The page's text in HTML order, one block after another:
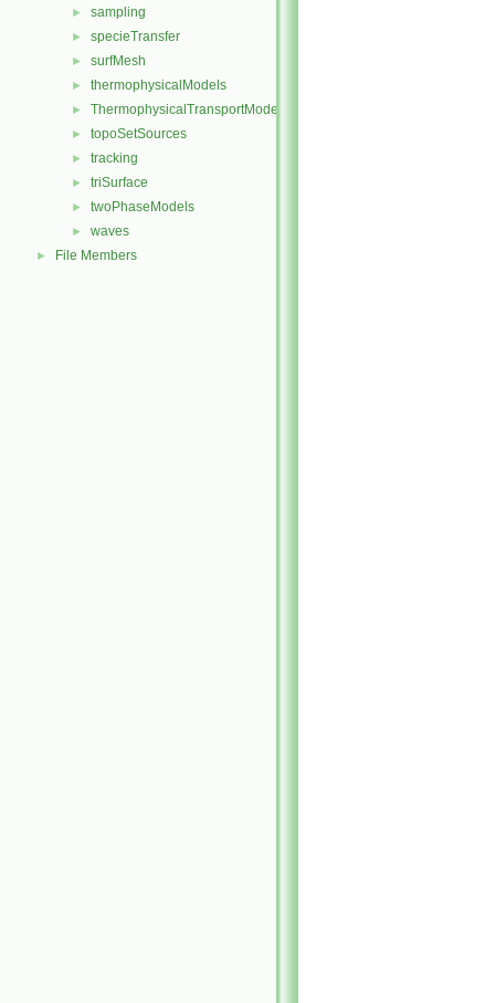
► sampling
► specieTransfer
► surfMesh
► thermophysicalModels
► ThermophysicalTransportModels
► topoSetSources
► tracking
► triSurface
► twoPhaseModels
► waves
► File Members